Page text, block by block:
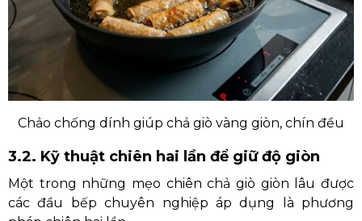
Chảo chống dính giúp chả giò vàng giòn, chín đều
3.2. Kỹ thuật chiên hai lần để giữ độ giòn
Một trong những mẹo chiên chả giò giòn lâu được
các đầu bếp chuyên nghiệp áp dụng là phương